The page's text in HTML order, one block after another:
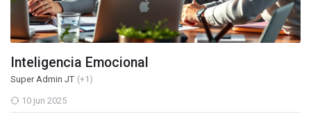
Inteligencia Emocional
Super Admin JT (+1)
10 jun 2025